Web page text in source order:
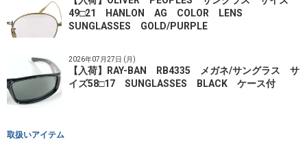
49□21 HANLON AG COLOR LENS
SUNGLASSES GOLD/PURPLE
2026年07月27日 (月)
【入荷】RAY-BAN RB4335 メガネ/サングラス サ
イズ58□17 SUNGLASSES BLACK ケース付
取扱いアイテム